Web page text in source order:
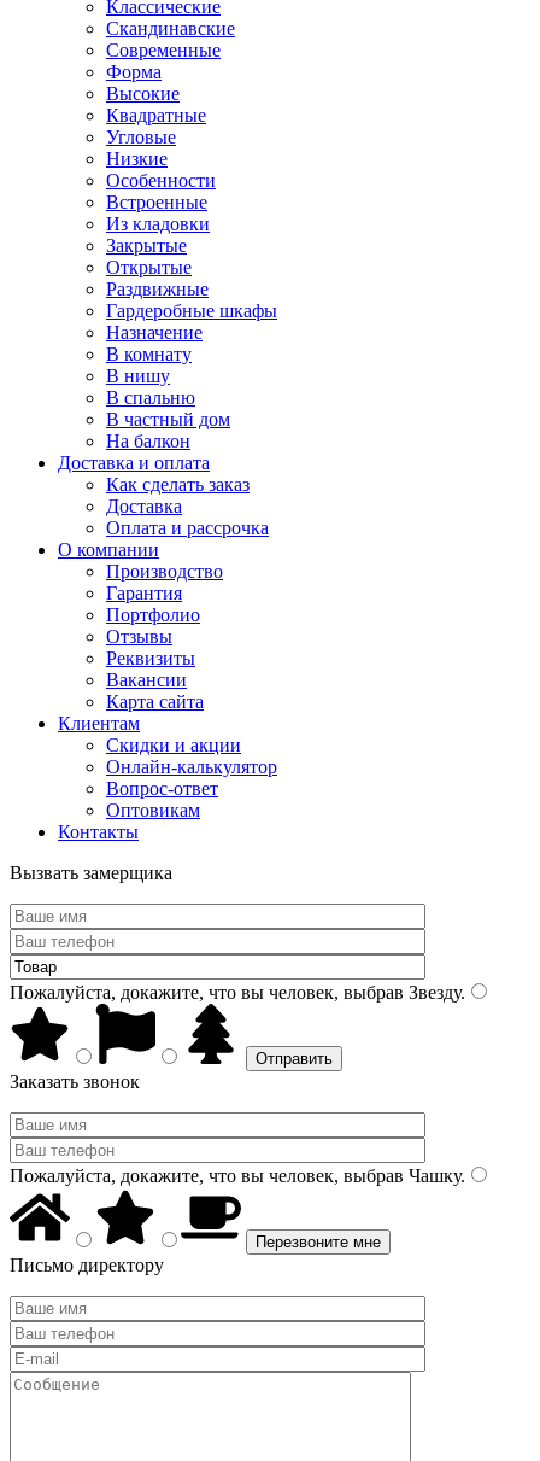
Классические
Скандинавские
Современные
Форма
Высокие
Квадратные
Угловые
Низкие
Особенности
Встроенные
Из кладовки
Закрытые
Открытые
Раздвижные
Гардеробные шкафы
Назначение
В комнату
В нишу
В спальню
В частный дом
На балкон
Доставка и оплата
Как сделать заказ
Доставка
Оплата и рассрочка
О компании
Производство
Гарантия
Портфолио
Отзывы
Реквизиты
Вакансии
Карта сайта
Клиентам
Скидки и акции
Онлайн-калькулятор
Вопрос-ответ
Оптовикам
Контакты
Вызвать замерщика
Пожалуйста, докажите, что вы человек, выбрав Звезду.
Заказать звонок
Пожалуйста, докажите, что вы человек, выбрав Чашку.
Письмо директору